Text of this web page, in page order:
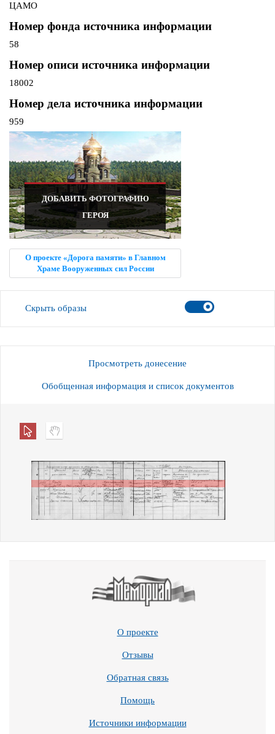
ЦАМО
Номер фонда источника информации
58
Номер описи источника информации
18002
Номер дела источника информации
959
ДОБАВИТЬ ФОТОГРАФИЮ
ГЕРОЯ
О проекте «Дорога памяти» в Главном
Храме Вооруженных сил России
Скрыть образы
Просмотреть донесение
Обобщенная информация и список документов
О проекте
Отзывы
Обратная связь
Помощь
Источники информации